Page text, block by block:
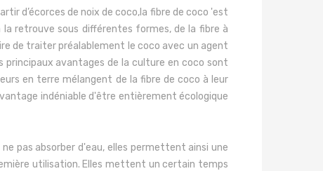
d’écorces de noix de coco, la fibre de coco 'est
la retrouve sous différentes formes, de la fibre à
de traiter préalablement le coco avec un agent
principaux avantages de la culture en coco sont
en terre mélangent de la fibre de coco à leur
indéniable d'être entièrement écologique
pas absorber d'eau, elles permettent ainsi une
utilisation. Elles mettent un certain temps